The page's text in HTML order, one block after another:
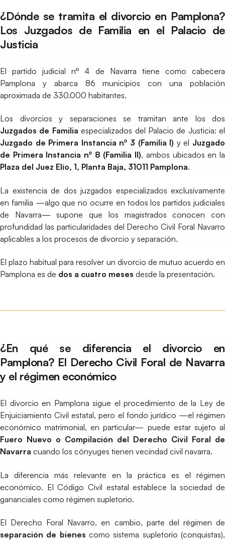
¿Dónde se tramita el divorcio en Pamplona?
Los Juzgados de Familia en el Palacio de
Justicia
El partido judicial nº 4 de Navarra tiene como cabecera
Pamplona y abarca 86 municipios con una población
aproximada de 330.000 habitantes.
Los divorcios y separaciones se tramitan ante los dos
Juzgados de Familia especializados del Palacio de Justicia: el
Juzgado de Primera Instancia nº 3 (Familia I) y el Juzgado
de Primera Instancia nº 8 (Familia II), ambos ubicados en la
Plaza del Juez Elío, 1, Planta Baja, 31011 Pamplona.
La existencia de dos juzgados especializados exclusivamente
en familia —algo que no ocurre en todos los partidos judiciales
de Navarra— supone que los magistrados conocen con
profundidad las particularidades del Derecho Civil Foral Navarro
aplicables a los procesos de divorcio y separación.
El plazo habitual para resolver un divorcio de mutuo acuerdo en
Pamplona es de dos a cuatro meses desde la presentación.
¿En qué se diferencia el divorcio en
Pamplona? El Derecho Civil Foral de Navarra
y el régimen económico
El divorcio en Pamplona sigue el procedimiento de la Ley de
Enjuiciamiento Civil estatal, pero el fondo jurídico —el régimen
económico matrimonial, en particular— puede estar sujeto al
Fuero Nuevo o Compilación del Derecho Civil Foral de
Navarra cuando los cónyuges tienen vecindad civil navarra.
La diferencia más relevante en la práctica es el régimen
económico. El Código Civil estatal establece la sociedad de
gananciales como régimen supletorio.
El Derecho Foral Navarro, en cambio, parte del régimen de
separación de bienes como sistema supletorio (conquistas),